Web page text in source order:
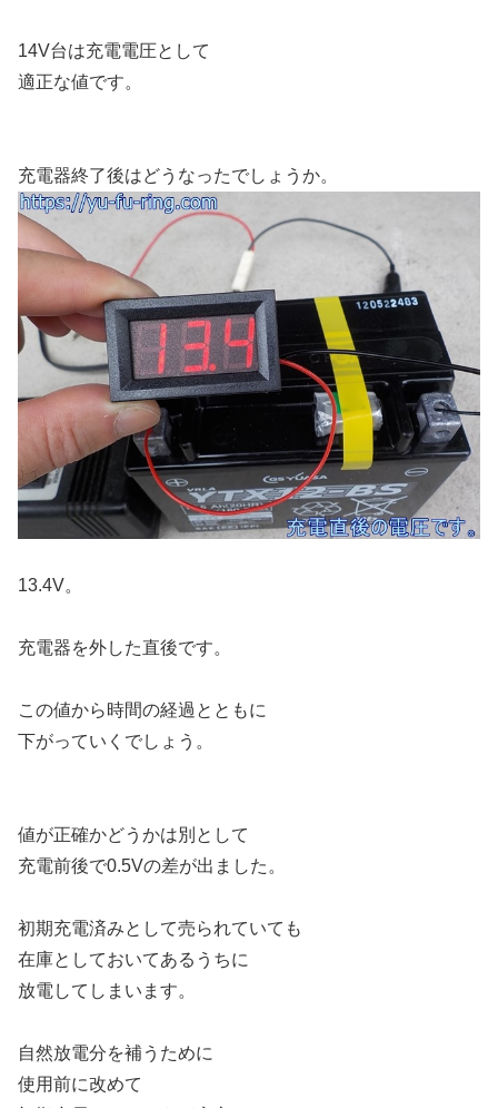
14V台は充電電圧として
適正な値です。
充電器終了後はどうなったでしょうか。
13.4V。
充電器を外した直後です。
この値から時間の経過とともに
下がっていくでしょう。
値が正確かどうかは別として
充電前後で0.5Vの差が出ました。
初期充電済みとして売られていても
在庫としておいてあるうちに
放電してしまいます。
自然放電分を補うために
使用前に改めて